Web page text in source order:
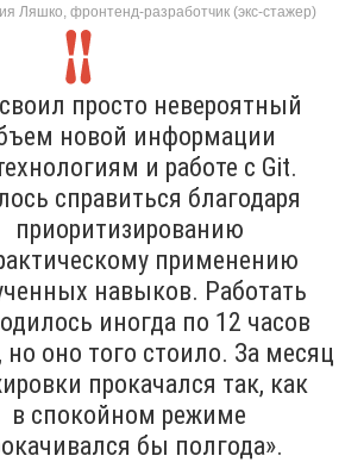
Ляшко, фронтенд-разработчик (экс-стажер)
просто невероятный
новой информации
и работе с Git.
справиться благодаря
приоритизированию
применению
навыков. Работать
иногда по 12 часов
но оно того стоило. За месяц
прокачался так, как
в спокойном режиме
бы полгода».